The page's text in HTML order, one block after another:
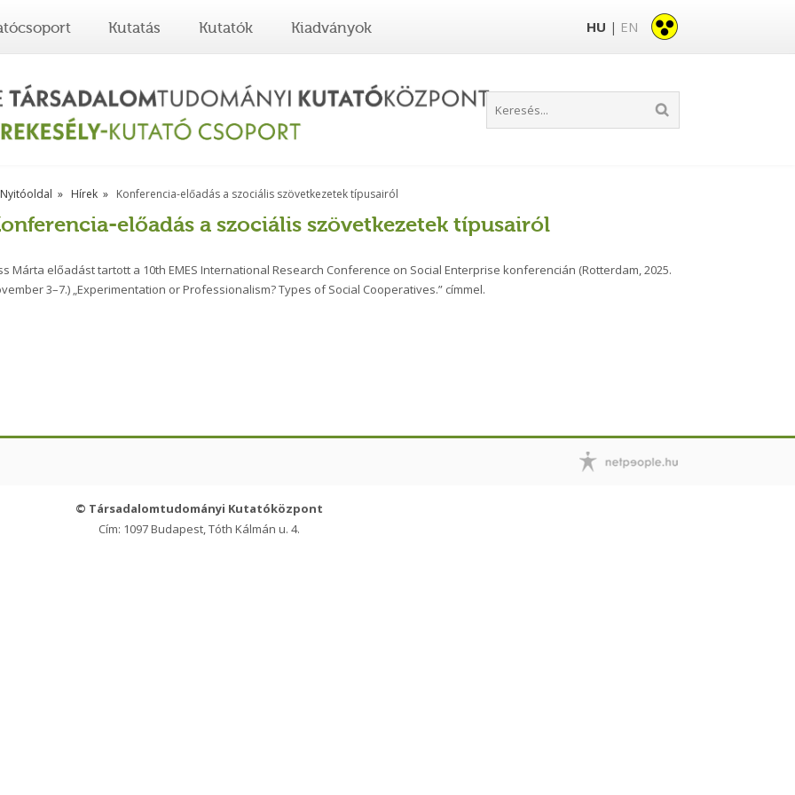
Kutatás Kutatók Kiadványok HU | EN
Hírek Konferencia-előadás a szociális szövetkezetek típusairól
előadás a szociális szövetkezetek típusairól
Márta előadást tartott a 10th EMES International Research Conference on Social Enterprise konferencián (Rotterdam, 2025.
3–7.) „Experimentation or Professionalism? Types of Social Cooperatives.” címmel.
© Társadalomtudományi Kutatóközpont
Cím: 1097 Budapest, Tóth Kálmán u. 4.